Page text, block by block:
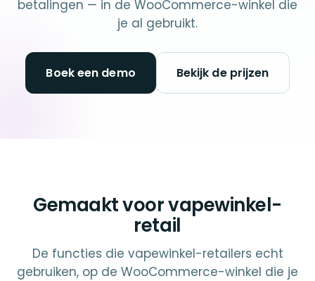
betalingen — in de WooCommerce-winkel die
je al gebruikt.
Boek een demo Bekijk de prijzen
Gemaakt voor vapewinkel-
retail
De functies die vapewinkel-retailers echt
gebruiken, op de WooCommerce-winkel die je